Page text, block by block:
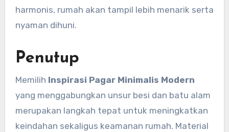
harmonis, rumah akan tampil lebih menarik serta
nyaman dihuni.
Penutup
Memilih Inspirasi Pagar Minimalis Modern
yang menggabungkan unsur besi dan batu alam
merupakan langkah tepat untuk meningkatkan
keindahan sekaligus keamanan rumah. Material